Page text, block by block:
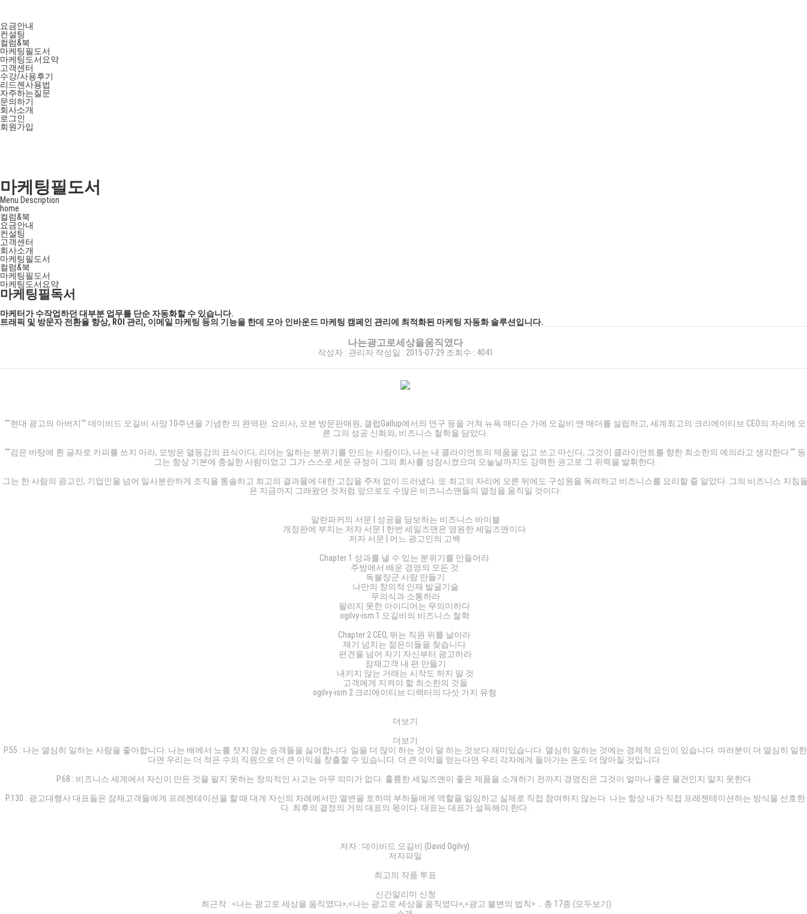
요금안내
컨설팅
컬럼&북
마케팅필도서
마케팅도서요약
고객센터
수강/사용후기
리드젠사용법
자주하는질문
문의하기
회사소개
로그인
회원가입
마케팅필도서
Menu Description
home
컬럼&북
요금안내
컨설팅
고객센터
회사소개
마케팅필도서
컬럼&북
마케팅필도서
마케팅도서요약
마케팅필독서
마케터가 수작업하던 대부분 업무를 단순 자동화할 수 있습니다.
트래픽 및 방문자 전환율 향상, ROI 관리, 이메일 마케팅 등의 기능을 한데 모아 인바운드 마케팅 캠페인 관리에 최적화된 마케팅 자동화 솔루션입니다.
나는광고로세상을움직였다
작성자 : 관리자 작성일 : 2015-07-29 조회수 : 4041
""현대 광고의 아버지"" 데이비드 오길비 사망 10주년을 기념한 의 완역판. 요리사, 오븐 방문판매원, 갤럽Gallup에서의 연구 등을 거쳐 뉴욕 매디슨 가에 오길비 앤 매더를 설립하고, 세계최고의 크리에이티브 CEO의 자리에 오
른 그의 성공 신화와, 비즈니스 철학을 담았다.
""검은 바탕에 흰 글자로 카피를 쓰지 마라, 모방은 열등감의 표식이다, 리더는 일하는 분위기를 만드는 사람이다, 나는 내 클라이언트의 제품을 입고 쓰고 마신다, 그것이 클라이언트를 향한 최소한의 예의라고 생각한다."" 등
그는 항상 기본에 충실한 사람이었고 그가 스스로 세운 규정이 그의 회사를 성장시켰으며 오늘날까지도 강력한 권고로 그 위력을 발휘한다.
그는 한 사람의 광고인, 기업인을 넘어 일사분란하게 조직을 통솔하고 최고의 결과물에 대한 고집을 주저 없이 드러냈다. 또 최고의 자리에 오른 뒤에도 구성원을 독려하고 비즈니스를 요리할 줄 알았다. 그의 비즈니스 지침
은 지금까지 그래왔던 것처럼 앞으로도 수많은 비즈니스맨들의 열정을 움직일 것이다.
알란파커의 서문 | 성공을 담보하는 비즈니스 바이블
개정판에 부치는 저자 서문 | 한번 세일즈맨은 영원한 세일즈맨이다
저자 서문 | 어느 광고인의 고백
Chapter 1 성과를 낼 수 있는 분위기를 만들어라
주방에서 배운 경영의 모든 것
독불장군 사람 만들기
나만의 창의적 인재 발굴기술
무의식과 소통하라
팔리지 못한 아이디어는 무의미하다
ogilvy-ism 1 오길비의 비즈니스 철학
Chapter 2 CEO, 뛰는 직원 위를 날아라
재기 넘치는 젊은이들을 찾습니다
편견을 넘어 자기 자신부터 광고하라
잠재고객 내 편 만들기
내키지 않는 거래는 시작도 하지 말 것
고객에게 지켜야 할 최소한의 것들
ogilvy-ism 2 크리에이티브 디렉터의 다섯 가지 유형
더보기
더보기
P.55 : 나는 열심히 일하는 사람을 좋아합니다. 나는 배에서 노를 젓지 않는 승객들을 싫어합니다. 일을 더 많이 하는 것이 덜 하는 것보다 재미있습니다. 열심히 일하는 것에는 경제적 요인이 있습니다. 여러분이 더 열심히 일한
다면 우리는 더 적은 수의 직원으로 더 큰 이익을 창출할 수 있습니다. 더 큰 이익을 얻는다면 우리 각자에게 돌아가는 돈도 더 많아질 것입니다.
P.68 : 비즈니스 세계에서 자신이 만든 것을 팔지 못하는 창의적인 사고는 아무 의미가 없다. 훌륭한 세일즈맨이 좋은 제품을 소개하기 전까지 경영진은 그것이 얼마나 좋은 물건인지 알지 못한다.
P.130 : 광고대행사 대표들은 잠재고객들에게 프레젠테이션을 할 때 대게 자신의 차례에서만 열변을 토하며 부하들에게 역할을 일임하고 실제로 직접 참여하지 않는다. 나는 항상 내가 직접 프레젠테이션하는 방식을 선호한
다. 최후의 결정의 거의 대표의 몫이다. 대표는 대표가 설득해야 한다.
저자 : 데이비드 오길비 (David Ogilvy)
저자파일
최고의 작품 투표
신간알리미 신청
최근작 : <나는 광고로 세상을 움직였다>,<나는 광고로 세상을 움직였다>,<광고 불변의 법칙> … 총 17종 (모두보기)